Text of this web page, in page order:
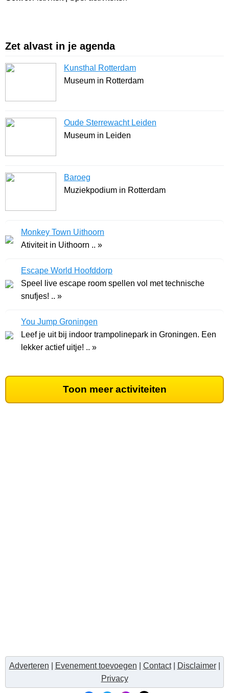
Zet alvast in je agenda
Kunsthal Rotterdam
Museum in Rotterdam
Oude Sterrewacht Leiden
Museum in Leiden
Baroeg
Muziekpodium in Rotterdam
Monkey Town Uithoorn
Ativiteit in Uithoorn .. »
Escape World Hoofddorp
Speel live escape room spellen vol met technische
snufjes! .. »
You Jump Groningen
Leef je uit bij indoor trampolinepark in Groningen. Een
lekker actief uitje! .. »
Toon meer activiteiten
Adverteren Evenement toevoegen Contact| Disclaimer|
Privacy